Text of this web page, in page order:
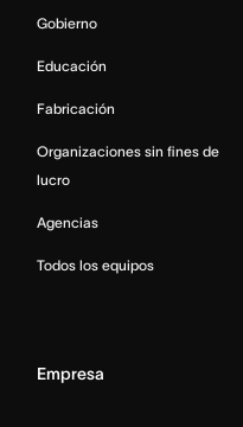
Gobierno
Educación
Fabricación
Organizaciones sin fines de
lucro
Agencias
Todos los equipos
Empresa